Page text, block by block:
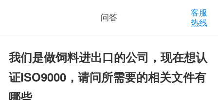
问答
客服
热线
我们是做饲料进出口的公司，现在想认
证ISO9000，请问所需要的相关文件有
哪些